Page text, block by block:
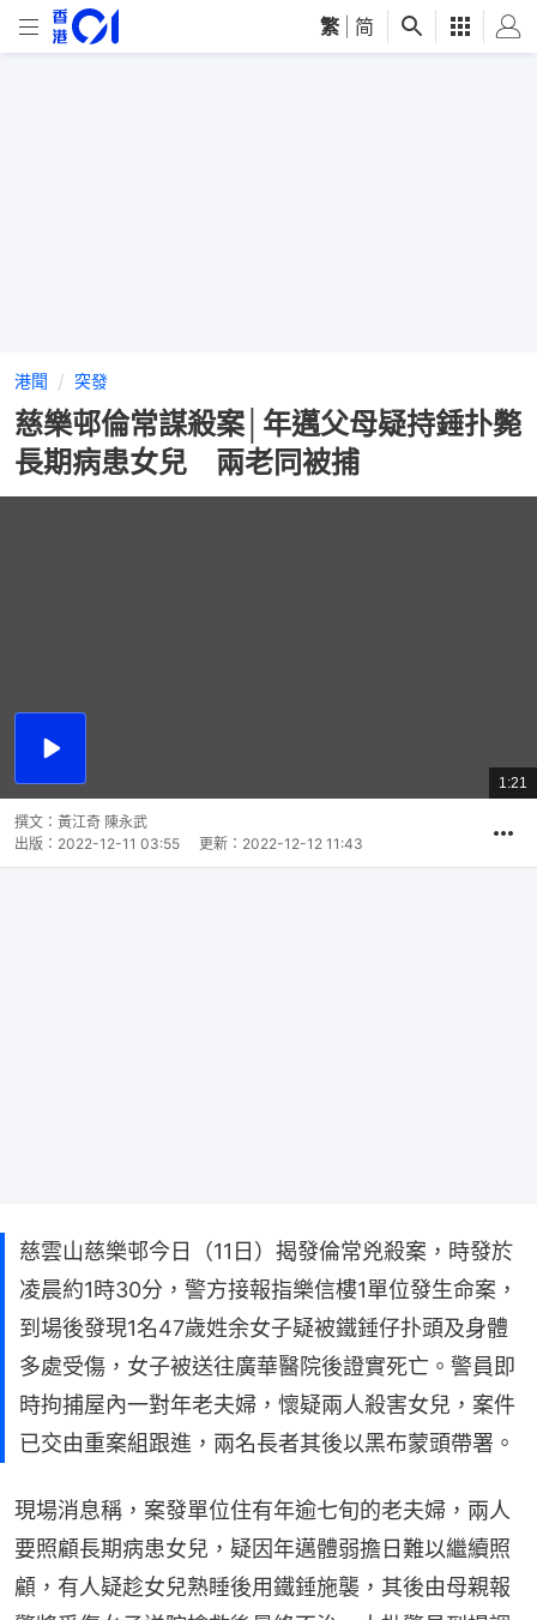
繁 简
港聞 突發
慈樂邨倫常謀殺案│年邁父母疑持錘扑斃
長期病患女兒 兩老同被捕
播
總
共
1:21
撰文： 黃江奇 陳永武
出版： 2022-12-11 03:55 更新： 2022-12-12 11:43
慈雲山慈樂邨今日（11日）揭發倫常兇殺案，時發於
凌晨約1時30分，警方接報指樂信樓1單位發生命案，
到場後發現1名47歲姓余女子疑被鐵錘仔扑頭及身體
多處受傷，女子被送往廣華醫院後證實死亡。警員即
時拘捕屋內一對年老夫婦，懷疑兩人殺害女兒，案件
已交由重案組跟進，兩名長者其後以黑布蒙頭帶署。
現場消息稱，案發單位住有年逾七旬的老夫婦，兩人
要照顧長期病患女兒，疑因年邁體弱擔日難以繼續照
顧，有人疑趁女兒熟睡後用鐵錘施襲，其後由母親報